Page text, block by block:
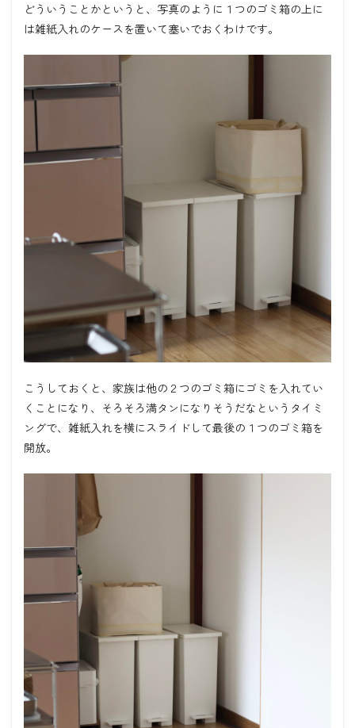
どういうことかというと、写真のように１つのゴミ箱の上に
は雑紙入れのケースを置いて塞いでおくわけです。
こうしておくと、家族は他の２つのゴミ箱にゴミを入れてい
くことになり、そろそろ満タンになりそうだなというタイミ
ングで、雑紙入れを横にスライドして最後の１つのゴミ箱を
開放。